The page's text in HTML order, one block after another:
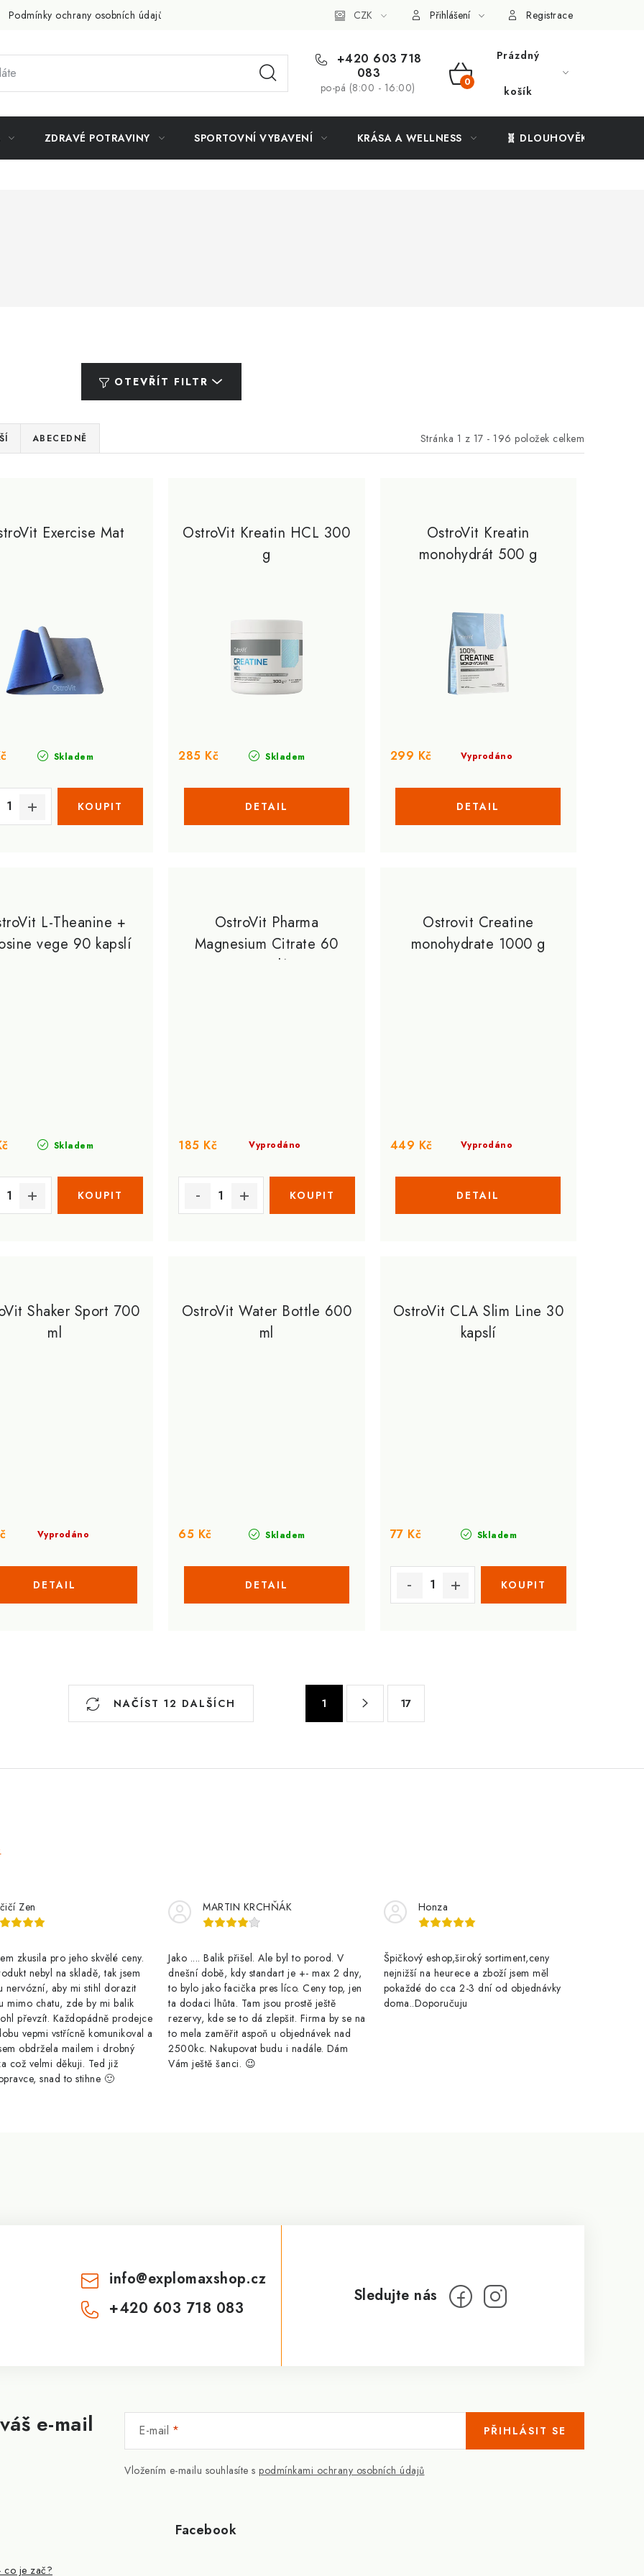
Podmínky ochrany osobních údajů Slevový systém Vše o nákupu
CZK Přihlášení Registrace
+420 603 718
083
po-pá (8:00 - 16:00)
NÁKUPNÍ
Prázdný
košík
ZDRAVÉ POTRAVINY SPORTOVNÍ VYBAVENÍ KRÁSA A WELLNESS 🧬 DLOUHOVĚKOST
OTEVŘÍT FILTR
Stránka 1 z 17 - 196 položek celkem
ABECEDNĚ
Exercise Mat
Skladem
OstroVit Kreatin HCL 300
g
Skladem
285 Kč
OstroVit Kreatin
monohydrát 500 g
Vyprodáno
299 Kč
L-Theanine +
vege 90 kapslí
Skladem
OstroVit Pharma
Magnesium Citrate 60
Kapslí
Vyprodáno
185 Kč
Ostrovit Creatine
monohydrate 1000 g
Vyprodáno
449 Kč
Shaker Sport 700
ml
Vyprodáno
OstroVit Water Bottle 600
ml
Skladem
65 Kč
OstroVit CLA Slim Line 30
kapslí
Skladem
77 Kč
NAČÍST 12 DALŠÍCH
S
n
1 17
Zen
zkusila pro jeho skvělé ceny.
nebyl na skladě, tak jsem
nervózní, aby mi stihl dorazit
mimo chatu, zde by mi balik
převzít. Každopádně prodejce
vepmi vstřícně komunikoval a
obdržela mailem i drobný
což velmi děkuji. Ted již
snad to stihne 🙂
MARTIN KRCHŇÁK
Jako .... Balik přišel. Ale byl to porod. V
dnešní době, kdy standart je +- max 2 dny,
to bylo jako facička pres líco. Ceny top, jen
ta dodaci lhůta. Tam jsou prostě ještě
rezervy, kde se to dá zlepšit. Firma by se na
to mela zaměřit aspoň u objednávek nad
2500kc. Nakupovat budu i nadále. Dám
Vám ještě šanci. 😉
Honza
Špičkový eshop,široký sortiment,ceny
nejnižší na heurece a zboží jsem měl
pokaždé do cca 2-3 dní od objednávky
doma..Doporučuju
e-mail E-mail
Vložením e-mailu souhlasíte s podmínkami ochrany osobních údajů
PŘIHLÁSIT SE
info@explomaxshop.cz
+420 603 718 083
co je zač?
Facebook